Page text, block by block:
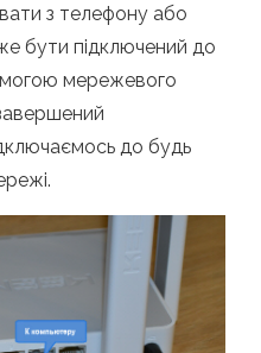
з телефону або
бути підключений до
мережевого
до будь